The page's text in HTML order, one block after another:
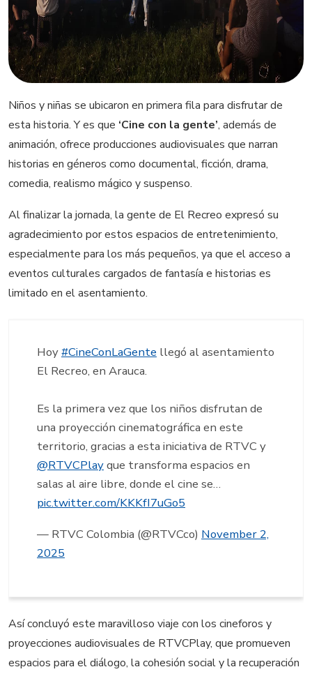
Niños y niñas se ubicaron en primera fila para disfrutar de
esta historia. Y es que ‘Cine con la gente’, además de
animación, ofrece producciones audiovisuales que narran
historias en géneros como documental, ficción, drama,
comedia, realismo mágico y suspenso.
Al finalizar la jornada, la gente de El Recreo expresó su
agradecimiento por estos espacios de entretenimiento,
especialmente para los más pequeños, ya que el acceso a
eventos culturales cargados de fantasía e historias es
limitado en el asentamiento.
Hoy#CineConLaGente llegó al asentamiento
El Recreo, en Arauca.
Es la primera vez que los niños disfrutan de
una proyección cinematográfica en este
territorio, gracias a esta iniciativa de RTVC y
@RTVCPlayque transforma espacios en
salas al aire libre, donde el cine se…
pic.twitter.com/KKKfI7uGo5
— RTVC Colombia (@RTVCco) November 2,
2025
Así concluyó este maravilloso viaje con los cineforos y
proyecciones audiovisuales de RTVCPlay, que promueven
espacios para el diálogo, la cohesión social y la recuperación